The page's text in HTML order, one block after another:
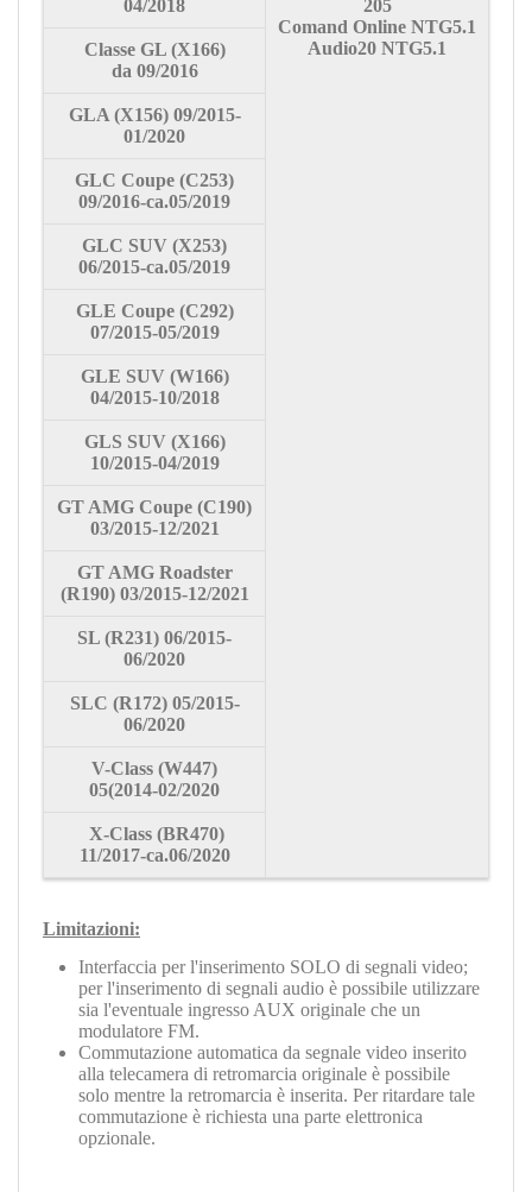
205
Comand Online NTG5.1
Audio20 NTG5.1
04/2018
Classe GL (X166)
da 09/2016
GLA (X156) 09/2015-
01/2020
GLC Coupe (C253)
09/2016-ca.05/2019
GLC SUV (X253)
06/2015-ca.05/2019
GLE Coupe (C292)
07/2015-05/2019
GLE SUV(W166)
04/2015-10/2018
GLS SUV (X166)
10/2015-04/2019
GT AMG Coupe (C190)
03/2015-12/2021
GT AMG Roadster
(R190) 03/2015-12/2021
SL (R231) 06/2015-
06/2020
SLC (R172) 05/2015-
06/2020
V-Class (W447)
05(2014-02/2020
X-Class (BR470)
11/2017-ca.06/2020
Limitazioni:
Interfaccia per l'inserimento SOLO di segnali video;
per l'inserimento di segnali audio è possibile utilizzare
sia l'eventuale ingresso AUX originale che un
modulatore FM.
Commutazione automatica da segnale video inserito
alla telecamera di retromarcia originale è possibile
solo mentre la retromarcia è inserita. Per ritardare tale
commutazione è richiesta una parte elettronica
opzionale.